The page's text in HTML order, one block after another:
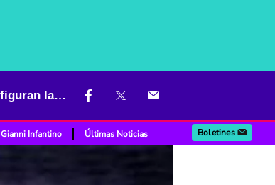
El oro brilla en Colombia: exportaciones alcanzan cifras históricas y reconfiguran la economía nacional
Gianni Infantino Últimas Noticias Boletines